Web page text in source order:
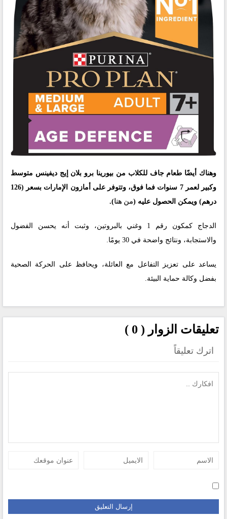
وهناك أيضًا طعام جاف للكلاب من بيورينا برو بلان إيج ديفينس متوسط
وكبير لعمر 7 سنوات فما فوق، وتتوفر على أمازون الإمارات بسعر (126
درهم) ويمكن الحصول عليه (من هنا).
الدجاج كمكون رقم 1 وغني بالبروتين، وثبت أنه يحسن الفضول
والاستجابة، ونتائج واضحة في 30 يومًا.
يساعد على تعزيز التفاعل مع العائلة، ويحافظ على الحركة الصحية
بفضل وكالة حماية البيئة.
تعليقات الزوار ( 0 )
اترك تعليقاً